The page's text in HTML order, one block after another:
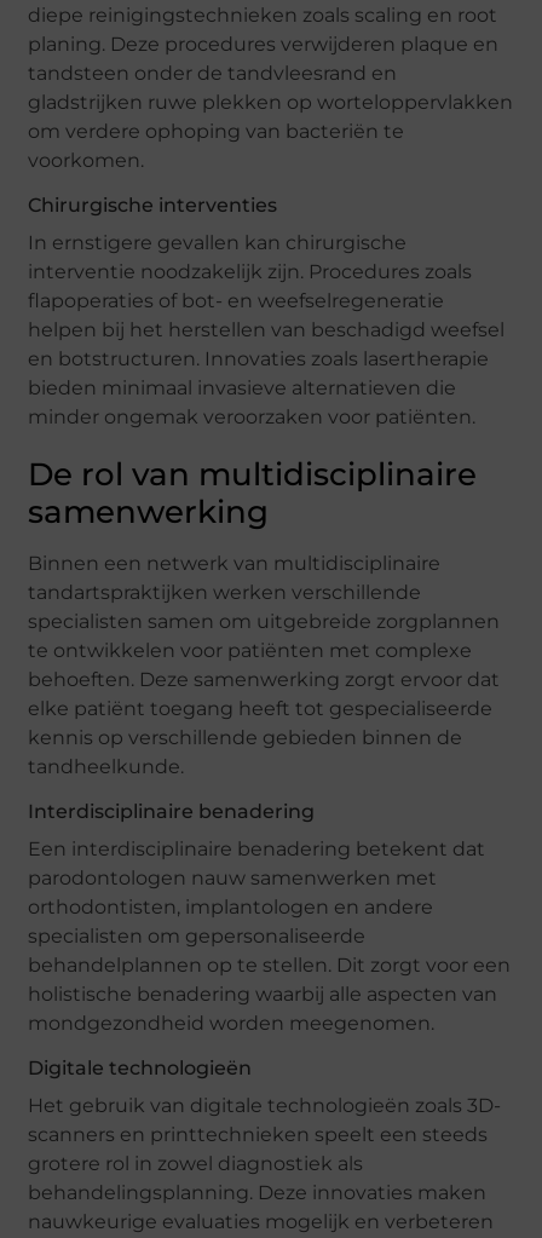
diepe reinigingstechnieken zoals scaling en root
planing. Deze procedures verwijderen plaque en
tandsteen onder de tandvleesrand en
gladstrijken ruwe plekken op worteloppervlakken
om verdere ophoping van bacteriën te
voorkomen.
Chirurgische interventies
In ernstigere gevallen kan chirurgische
interventie noodzakelijk zijn. Procedures zoals
flapoperaties of bot- en weefselregeneratie
helpen bij het herstellen van beschadigd weefsel
en botstructuren. Innovaties zoals lasertherapie
bieden minimaal invasieve alternatieven die
minder ongemak veroorzaken voor patiënten.
De rol van multidisciplinaire
samenwerking
Binnen een netwerk van multidisciplinaire
tandartspraktijken werken verschillende
specialisten samen om uitgebreide zorgplannen
te ontwikkelen voor patiënten met complexe
behoeften. Deze samenwerking zorgt ervoor dat
elke patiënt toegang heeft tot gespecialiseerde
kennis op verschillende gebieden binnen de
tandheelkunde.
Interdisciplinaire benadering
Een interdisciplinaire benadering betekent dat
parodontologen nauw samenwerken met
orthodontisten, implantologen en andere
specialisten om gepersonaliseerde
behandelplannen op te stellen. Dit zorgt voor een
holistische benadering waarbij alle aspecten van
mondgezondheid worden meegenomen.
Digitale technologieën
Het gebruik van digitale technologieën zoals 3D-
scanners en printtechnieken speelt een steeds
grotere rol in zowel diagnostiek als
behandelingsplanning. Deze innovaties maken
nauwkeurige evaluaties mogelijk en verbeteren